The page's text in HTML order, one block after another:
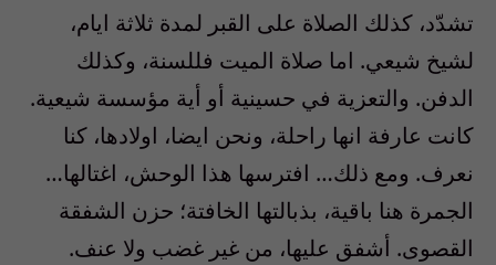
تشدّد، كذلك الصلاة على القبر لمدة ثلاثة ايام،
لشيخ شيعي. اما صلاة الميت فللسنة، وكذلك
الدفن. والتعزية في حسينية أو أية مؤسسة شيعية.
كانت عارفة انها راحلة، ونحن ايضا، اولادها، كنا
نعرف. ومع ذلك… افترسها هذا الوحش، اغتالها…
الجمرة هنا باقية، بذبالتها الخافتة؛ حزن الشفقة
القصوى. أشفق عليها، من غير غضب ولا عنف.